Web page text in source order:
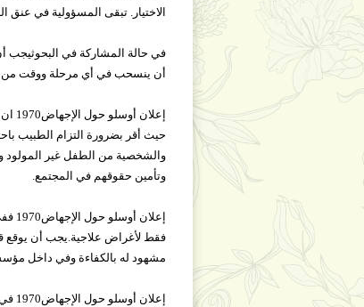
الاختيار. تبقى المسؤولية في عنق
في حالة المشاركة في
أن ينسحب في أي مرحلة ووقت من
حيث أقر بضرورة التزام الطبيب
والشخصية من الطفل غير المولود
وتأمين حقوقهم في المجتمع.
فقط لأغراض علاجية.يجب أن يوقع
مشهود له بالكفاءة وفي داخل